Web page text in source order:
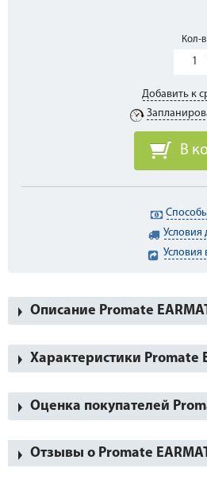
Кол-
1
Добавить к
В
Условия
Условия
Описание Promate
Характеристики Promate
Оценка покупателей
Отзывы о Promate